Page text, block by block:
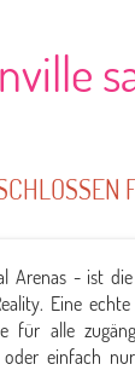
Arenas - ist
Eine
für alle
oder einfach